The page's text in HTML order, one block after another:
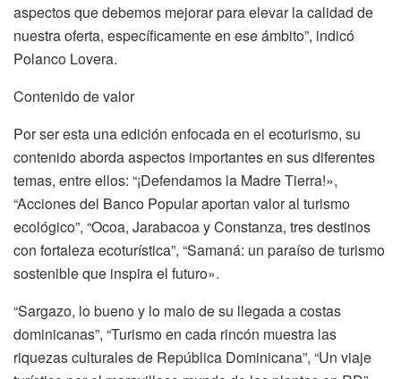
aspectos que debemos mejorar para elevar la calidad de
nuestra oferta, específicamente en ese ámbito”, indicó
Polanco Lovera.
Contenido de valor
Por ser esta una edición enfocada en el ecoturismo, su
contenido aborda aspectos importantes en sus diferentes
temas, entre ellos: “¡Defendamos la Madre Tierra!»,
“Acciones del Banco Popular aportan valor al turismo
ecológico”, “Ocoa, Jarabacoa y Constanza, tres destinos
con fortaleza ecoturística”, “Samaná: un paraíso de turismo
sostenible que inspira el futuro».
“Sargazo, lo bueno y lo malo de su llegada a costas
dominicanas”, “Turismo en cada rincón muestra las
riquezas culturales de República Dominicana”, “Un viaje